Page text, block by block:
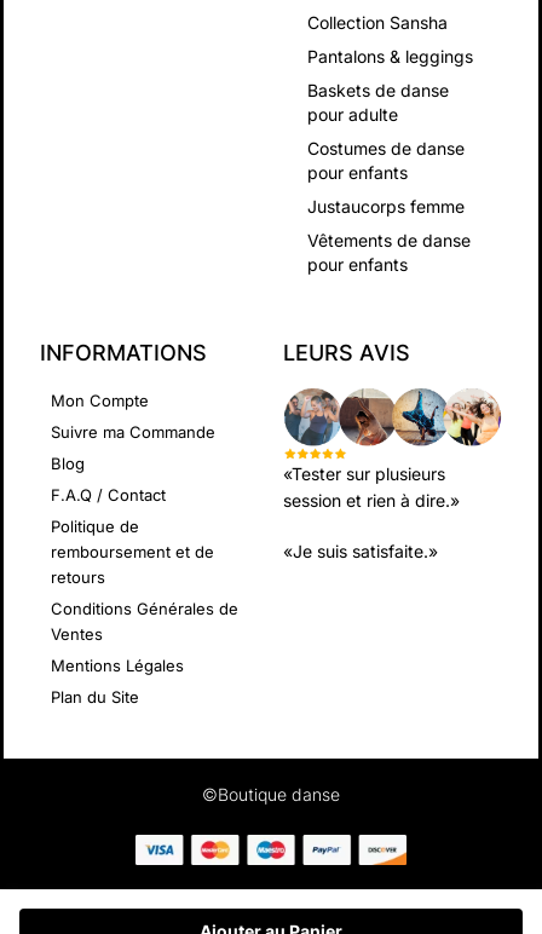
Collection Sansha
Pantalons & leggings
Baskets de danse
pour adulte
Costumes de danse
pour enfants
Justaucorps femme
Vêtements de danse
pour enfants
INFORMATIONS
Mon Compte
Suivre ma Commande
Blog
F.A.Q / Contact
Politique de
remboursement et de
retours
Conditions Générales de
Ventes
Mentions Légales
Plan du Site
LEURS AVIS
«Tester sur plusieurs
session et rien à dire.»
«Je suis satisfaite.»
©Boutique danse